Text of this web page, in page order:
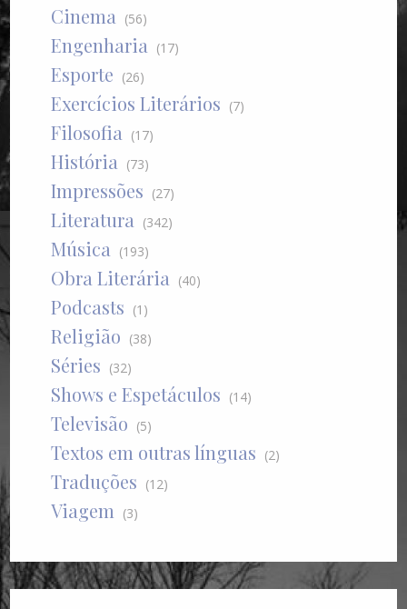
Cinema (56)
Engenharia (17)
Esporte (26)
Exercícios Literários (7)
Filosofia (17)
História (73)
Impressões (27)
Literatura (342)
Música (193)
Obra Literária (40)
Podcasts (1)
Religião (38)
Séries (32)
Shows e Espetáculos (14)
Televisão (5)
Textos em outras línguas (2)
Traduções (12)
Viagem (3)